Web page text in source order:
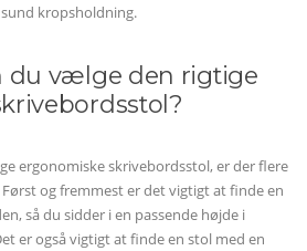
kropsholdning.
du vælge den rigtige
ergonomiske skrivebordsstol, er der flere
og fremmest er det vigtigt at finde en
så du sidder i en passende højde i
er også vigtigt at finde en stol med en